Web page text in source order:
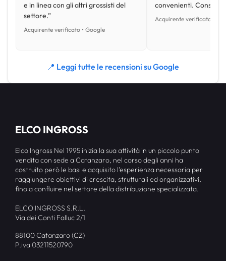
e in linea con gli altri grossisti del
settore.”
Acquirente verificato • Google
convenienti.
Acquirente verificato •
📍 Leggi tutte le recensioni su Google
ELCO INGROSS
Elco Ingross Nel 1995 inizia la sua attività in un piccolo punto
vendita con sede a Catanzaro, nel corso degli anni ha
costruito però le basi e acquisito l’esperienza necessaria per
raggiungere obiettivi di crescita, strutturali ed organizzativi,
fino a confluire nel settore della distribuzione specializzata.
ELCO INGROSS S.R.L.
Via dei Conti Falluc 2/1
88100 Catanzaro (CZ)
P.iva 03211520790